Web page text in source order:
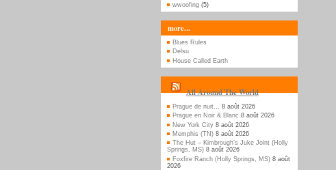
wwoofing (5)
more...
Blues Rules
Delsu
House Called Earth
All Around The World
Prague de nuit…
8 août 2026
Prague en Noir & Blanc 8 août 2026
New York City 8 août 2026
Memphis (TN) 8 août 2026
The Hut – Kimbrough’s Juke Joint (Holly
Springs, MS) 8 août 2026
Foxfire Ranch (Holly Springs, MS) 8 août
2026